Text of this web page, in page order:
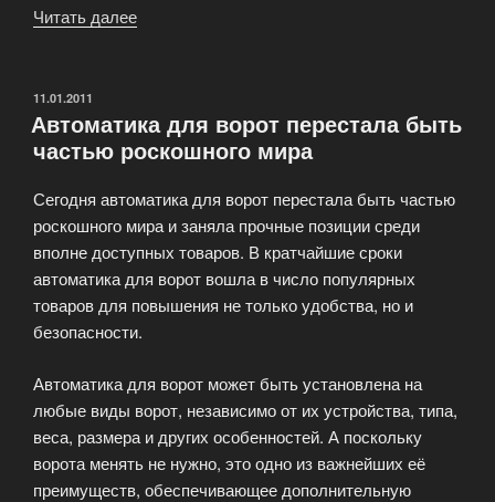
Читать далее
—
направленному
ОПУБЛИКОВАНО
11.01.2011
Автоматика для ворот перестала быть
частью роскошного мира
Сегодня автоматика для ворот перестала быть частью
роскошного мира и заняла прочные позиции среди
вполне доступных товаров. В кратчайшие сроки
автоматика для ворот вошла в число популярных
товаров для повышения не только удобства, но и
безопасности.
Автоматика для ворот может быть установлена на
любые виды ворот, независимо от их устройства, типа,
веса, размера и других особенностей. А поскольку
ворота менять не нужно, это одно из важнейших её
преимуществ, обеспечивающее дополнительную